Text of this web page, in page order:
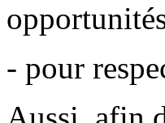
- pour